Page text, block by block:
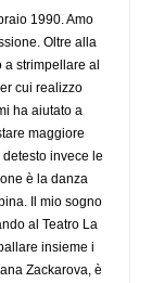
1990. Amo
Oltre alla
a strimpellare al
cui realizzo
ha aiutato a
maggiore
invece le
è la danza
Il mio sogno
al Teatro La
insieme i
Zackarova, è